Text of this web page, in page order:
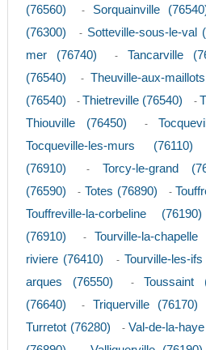
(76560)
- Sorquainville
(76300)
- Sotteville-sous-le-val
mer (76740)
- Tancarville
(76540)
- Theuville-aux-
(76540)
- Thietreville (76540) -
Thiouville (76450) -
Tocqueville-les-murs (76110)
(76910)
- Torcy-le-grand
(76590)
- Totes (76890) -
Touffreville-la-corbeline (76190)
(76910)
- Tourville-la-chapelle
riviere (76410)
- Tourville-les-
arques (76550)
- Toussaint
(76640)
- Triquerville (76170)
Turretot (76280) - Val-de-la-